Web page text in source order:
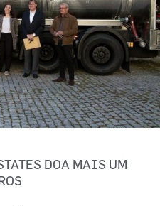
DOA MAIS UM